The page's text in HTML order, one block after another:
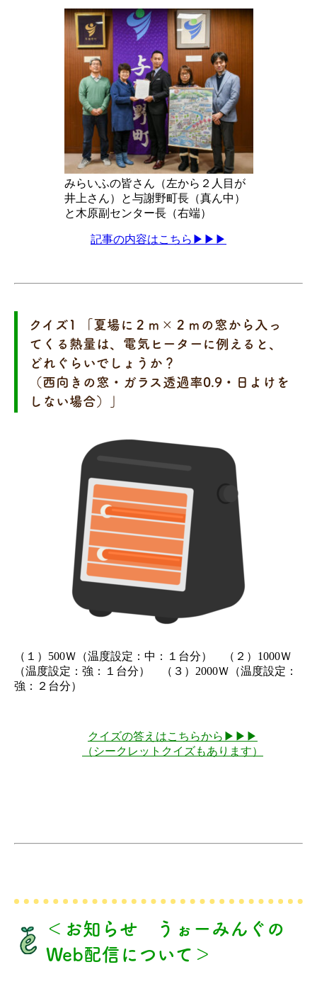
みらいふの皆さん（左から２人目が
井上さん）と与謝野町長（真ん中）
と木原副センター長（右端）
記事の内容はこちら▶▶▶
クイズ1 「夏場に２ｍ×２ｍの窓から入っ
てくる熱量は、電気ヒーターに例えると、
どれぐらいでしょうか？
（西向きの窓・ガラス透過率0.9・日よけを
しない場合）」
（１）500Ｗ（温度設定：中：１台分） （２）1000Ｗ
（温度設定：強：１台分） （３）2000Ｗ（温度設定：
強：２台分）
クイズの答えはこちらから▶▶▶
（シークレットクイズもあります）
＜お知らせ うぉーみんぐの
Web配信について＞